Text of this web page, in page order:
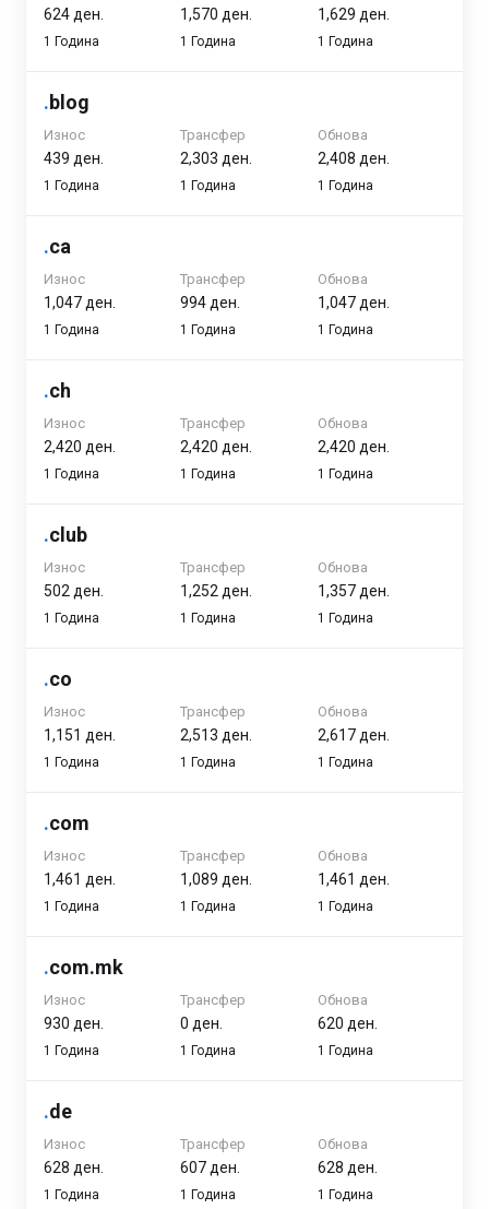
624 ден.
1 Година
1,570 ден.
1 Година
1,629 ден.
1 Година
.blog
Износ
439 ден.
1 Година
Трансфер
2,303 ден.
1 Година
Обнова
2,408 ден.
1 Година
.ca
Износ
1,047 ден.
1 Година
Трансфер
994 ден.
1 Година
Обнова
1,047 ден.
1 Година
.ch
Износ
2,420 ден.
1 Година
Трансфер
2,420 ден.
1 Година
Обнова
2,420 ден.
1 Година
.club
Износ
502 ден.
1 Година
Трансфер
1,252 ден.
1 Година
Обнова
1,357 ден.
1 Година
.co
Износ
1,151 ден.
1 Година
Трансфер
2,513 ден.
1 Година
Обнова
2,617 ден.
1 Година
.com
Износ
1,461 ден.
1 Година
Трансфер
1,089 ден.
1 Година
Обнова
1,461 ден.
1 Година
.com.mk
Износ
930 ден.
1 Година
Трансфер
0 ден.
1 Година
Обнова
620 ден.
1 Година
.de
Износ
628 ден.
1 Година
Трансфер
607 ден.
1 Година
Обнова
628 ден.
1 Година